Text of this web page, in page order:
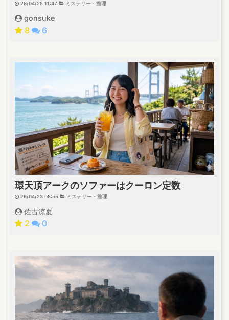
26/04/25 11:47 ミステリー・推理
gonsuke
8 6
環天頂アークのソファーはクーロン定数
26/04/23 05:55 ミステリー・推理
佐古涼夏
2 0